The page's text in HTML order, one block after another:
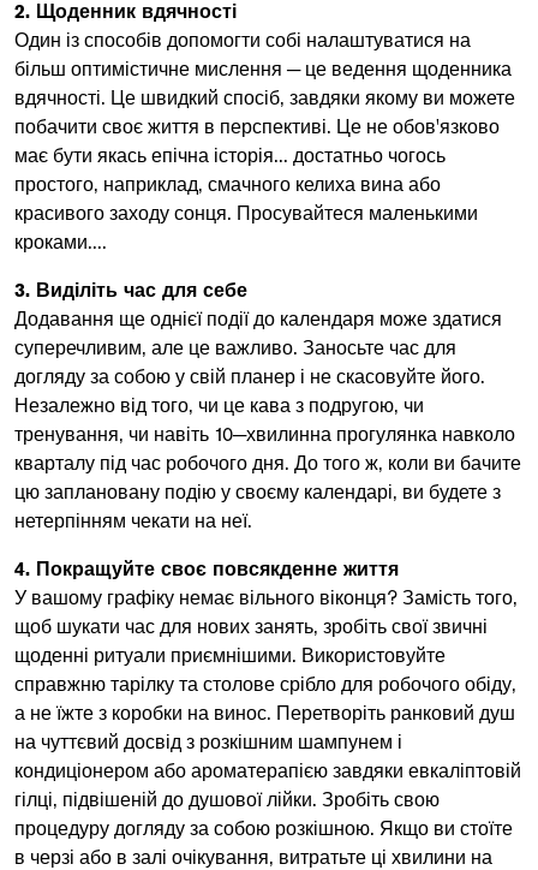
2. Щоденник вдячності
Один із способів допомогти собі налаштуватися на
більш оптимістичне мислення ─ це ведення щоденника
вдячності. Це швидкий спосіб, завдяки якому ви можете
побачити своє життя в перспективі. Це не обов'язково
має бути якась епічна історія... достатньо чогось
простого, наприклад, смачного келиха вина або
красивого заходу сонця. Просувайтеся маленькими
кроками....
3. Виділіть час для себе
Додавання ще однієї події до календаря може здатися
суперечливим, але це важливо. Заносьте час для
догляду за собою у свій планер і не скасовуйте його.
Незалежно від того, чи це кава з подругою, чи
тренування, чи навіть 10─хвилинна прогулянка навколо
кварталу під час робочого дня. До того ж, коли ви бачите
цю заплановану подію у своєму календарі, ви будете з
нетерпінням чекати на неї.
4. Покращуйте своє повсякденне життя
У вашому графіку немає вільного віконця? Замість того,
щоб шукати час для нових занять, зробіть свої звичні
щоденні ритуали приємнішими. Використовуйте
справжню тарілку та столове срібло для робочого обіду,
а не їжте з коробки на винос. Перетворіть ранковий душ
на чуттєвий досвід з розкішним шампунем і
кондиціонером або ароматерапією завдяки евкаліптовій
гілці, підвішеній до душової лійки. Зробіть свою
процедуру догляду за собою розкішною. Якщо ви стоїте
в черзі або в залі очікування, витратьте ці хвилини на